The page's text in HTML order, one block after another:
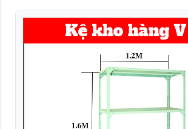
Nhãn y tế dược phẩm (Blood tube,
Nhận dạng sinh trắc học
Robot Phục Vụ Nhà Hàng